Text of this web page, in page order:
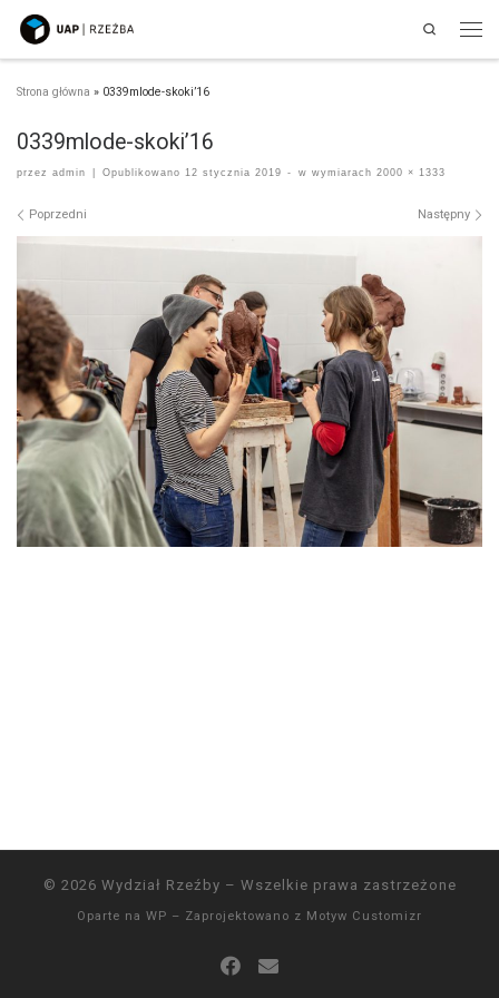
Przejdź do treści
Search
Strona główna » 0339mlode-skoki’16
0339mlode-skoki’16
przez admin Opublikowano 12 stycznia 2019 - w wymiarach 2000 × 1333
Nawigacja po obrazach
Poprzedni Następny
© 2026 Wydział Rzeźby – Wszelkie prawa zastrzeżone
Oparte na WP – Zaprojektowano z Motyw Customizr